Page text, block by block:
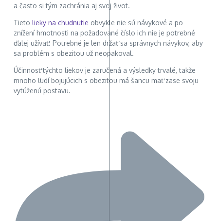
a často si tým zachránia aj svoj život.
Tieto lieky na chudnutie obvykle nie sú návykové a po
znížení hmotnosti na požadované číslo ich nie je potrebné
ďalej užívať. Potrebné je len držať sa správnych návykov, aby
sa problém s obezitou už neopakoval.
Účinnosť týchto liekov je zaručená a výsledky trvalé, takže
mnoho ľudí bojujúcich s obezitou má šancu mať zase svoju
vytúženú postavu.